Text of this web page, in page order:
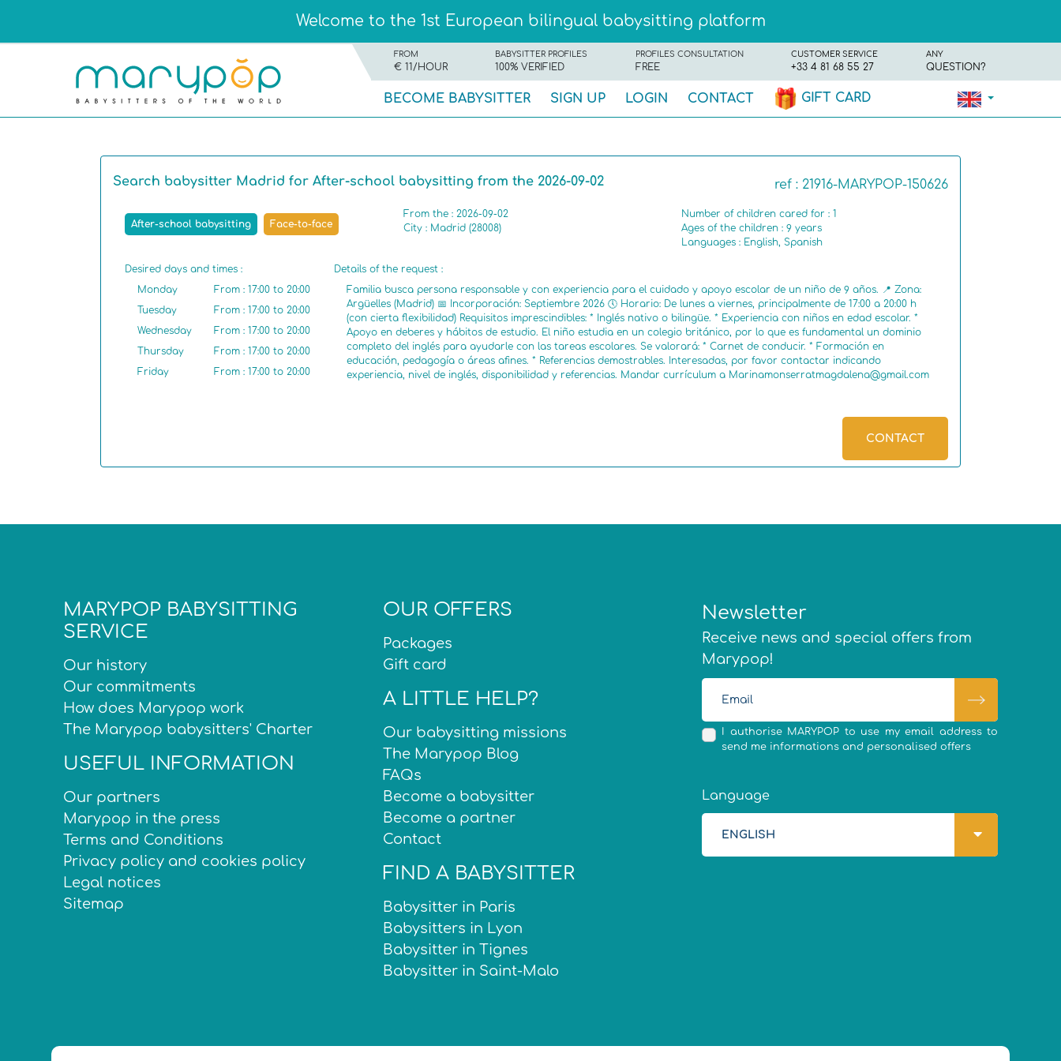
Welcome to the 1st European bilingual babysitting platform
FROM
€ 11/HOUR
BABYSITTER PROFILES
100% VERIFIED
PROFILES CONSULTATION
FREE
CUSTOMER SERVICE
+33 4 81 68 55 27
ANY
QUESTION?
BECOME BABYSITTER SIGN UP LOGIN CONTACT GIFT CARD
Search babysitter Madrid for After-school babysitting from the 2026-09-02 ref : 21916-MARYPOP-150626
After-school babysitting Face-to-face
From the : 2026-09-02
City : Madrid (28008)
Number of children cared for : 1
Ages of the children : 9 years
Languages : English, Spanish
Desired days and times :
Monday
From : 17:00 to 20:00
Tuesday
From : 17:00 to 20:00
Wednesday
From : 17:00 to 20:00
Thursday
From : 17:00 to 20:00
Friday
From : 17:00 to 20:00
Details of the request :
Familia busca persona responsable y con experiencia para el cuidado y apoyo escolar de un niño de 9 años. 📍 Zona:
Argüelles (Madrid) 📅 Incorporación: Septiembre 2026 🕔 Horario: De lunes a viernes, principalmente de 17:00 a 20:00 h
(con cierta flexibilidad) Requisitos imprescindibles: * Inglés nativo o bilingüe. * Experiencia con niños en edad escolar. *
Apoyo en deberes y hábitos de estudio. El niño estudia en un colegio británico, por lo que es fundamental un dominio
completo del inglés para ayudarle con las tareas escolares. Se valorará: * Carnet de conducir. * Formación en
educación, pedagogía o áreas afines. * Referencias demostrables. Interesadas, por favor contactar indicando
experiencia, nivel de inglés, disponibilidad y referencias. Mandar currículum a Marinamonserratmagdalena@gmail.com
CONTACT
MARYPOP BABYSITTING
SERVICE
Our history
Our commitments
How does Marypop work
The Marypop babysitters' Charter
USEFUL INFORMATION
Our partners
Marypop in the press
Terms and Conditions
Privacy policy and cookies policy
Legal notices
Sitemap
OUR OFFERS
Packages
Gift card
A LITTLE HELP?
Our babysitting missions
The Marypop Blog
FAQs
Become a babysitter
Become a partner
Contact
FIND A BABYSITTER
Babysitter in Paris
Babysitters in Lyon
Babysitter in Tignes
Babysitter in Saint-Malo
Newsletter
Receive news and special offers from
Marypop!
I authorise MARYPOP to use my email address to
send me informations and personalised offers
Language
ENGLISH